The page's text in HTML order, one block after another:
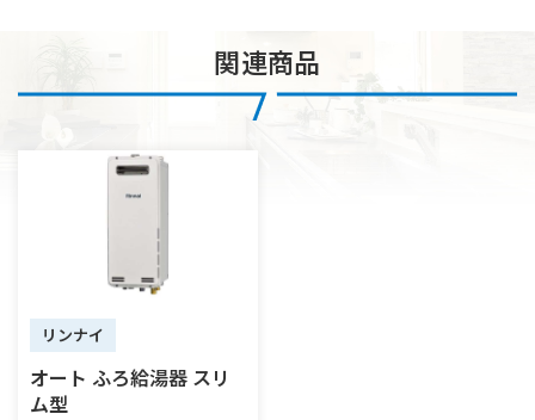
関連商品
リンナイ
オート ふろ給湯器 スリ
ム型